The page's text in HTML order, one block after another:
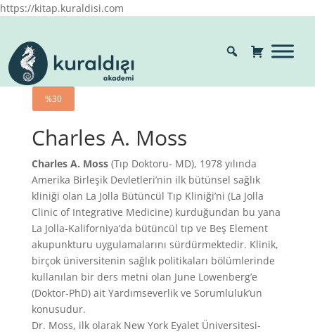
https://kitap.kuraldisi.com
Charles A. Moss
Charles A. Moss(Tıp Doktoru- MD), 1978 yılında
Amerika Birleşik Devletleri’nin ilk bütünsel sağlık
kliniği olan La Jolla Bütüncül Tıp Kliniği’ni (La Jolla
Clinic of Integrative Medicine) kurduğundan bu yana
La Jolla-Kaliforniya’da bütüncül tıp ve Beş Element
akupunkturu uygulamalarını sürdürmektedir. Klinik,
birçok üniversitenin sağlık politikaları bölümlerinde
kullanılan bir ders metni olan June Lowenberg’e
(Doktor-PhD) ait Yardımseverlik ve Sorumluluk’un
konusudur.
Dr. Moss, ilk olarak New York Eyalet Üniversitesi-
%30